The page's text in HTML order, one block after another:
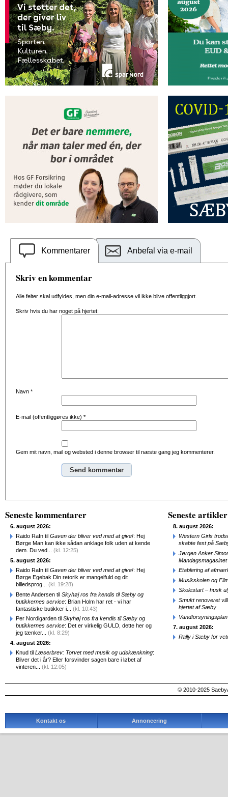
Kommentarer Anbefal via e-mail
Skriv en kommentar
Alle felter skal udfyldes, men din e-mail-adresse vil ikke blive offentliggjort.
Skriv hvis du har noget på hjertet:
Navn *
E-mail (offentliggøres ikke) *
Gem mit navn, mail og websted i denne browser til næste gang jeg kommenterer.
Seneste kommentarer
6. august 2026:
Raido Rafn til Gaven der bliver ved med at give!: Hej
Børge Man kan ikke sådan anklage folk uden at kende
dem. Du ved... (kl. 12:25)
5. august 2026:
Raido Rafn til Gaven der bliver ved med at give!: Hej
Børge Egebak Din retorik er mangelfuld og dit
billedsprog... (kl. 19:28)
Bente Andersen til Skyhøj ros fra kendis til Sæby og
butikkernes service: Brian Holm har ret - vi har
fantastiske butikker i... (kl. 10:43)
Per Nordigarden til Skyhøj ros fra kendis til Sæby og
butikkernes service: Det er virkelig GULD, dette her og
jeg tænker... (kl. 8:29)
4. august 2026:
Knud til Læserbrev: Torvet med musik og udskænkning:
Bliver det i år? Eller forsvinder sagen bare i løbet af
vinteren... (kl. 12:05)
Seneste artikler
8. august 2026:
Western Girls
skabte fest på
Jørgen Anker
Mandagsmagasinet
Etablering af
Musikskolen og
Skolestart – husk
Smukt renoveret
hjertet af Sæby
7. august 2026:
Rally i Sæby for
© 2010-2025
Kontakt os Annoncering